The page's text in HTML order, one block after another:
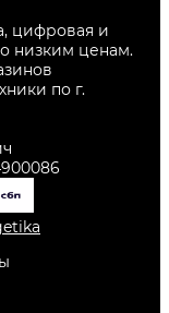
цифровая и
низким ценам.
по г.